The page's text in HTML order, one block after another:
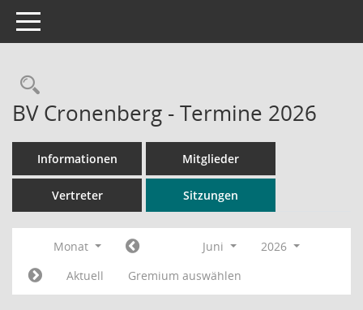
Toggle navigation
Rechercheauswahl
BV Cronenberg - Termine 2026
Informationen Mitglieder
Vertreter Sitzungen
Monat Juni
2026
Aktuell
Gremium auswählen